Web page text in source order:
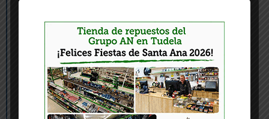
JUEVES 30
¿Cómo funciona un Antivirus?
Charlas impartidas 2o Bachiller rama
tecnológica. IESO Benjamín de Tudela
Fernando de la Cuadra, Director de
Formación de Eset.